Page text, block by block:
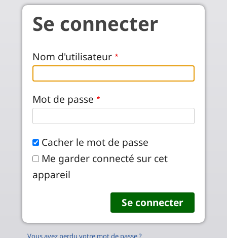
Aller au contenu principal
Se connecter
Nom d'utilisateur
Mot de passe
Cacher le mot de passe
Me garder connecté sur cet
appareil
Vous avez perdu votre mot de passe ?